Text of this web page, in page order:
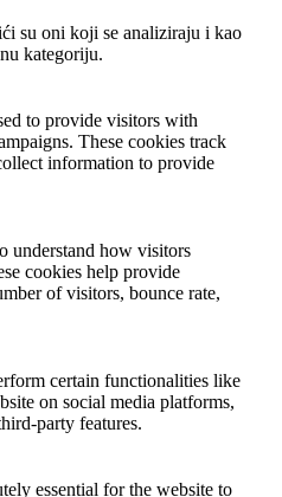
su oni koji se analiziraju i kao
kategoriju.
to provide visitors with
These cookies track
information to provide
understand how visitors
cookies help provide
of visitors, bounce rate,
certain functionalities like
on social media platforms,
party features.
essential for the website to